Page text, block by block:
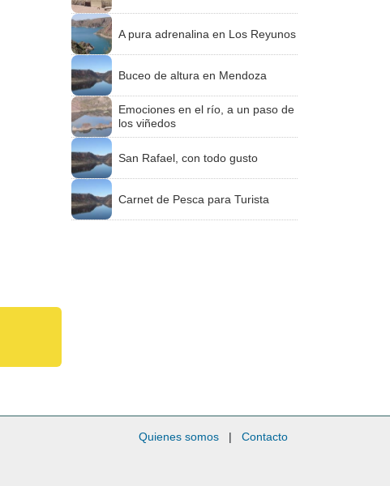
A pura adrenalina en Los Reyunos
Buceo de altura en Mendoza
Emociones en el río, a un paso de
los viñedos
San Rafael, con todo gusto
Carnet de Pesca para Turista
Quienes somos | Contacto